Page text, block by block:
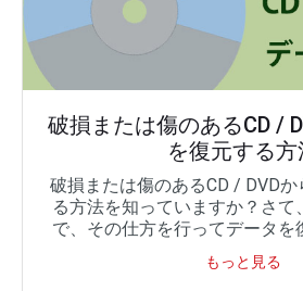
破損または傷のあるCD /
を復元する方
破損または傷のあるCD / DVD
る方法を知っていますか？さて
で、その仕方を行ってデータを
もっと見る